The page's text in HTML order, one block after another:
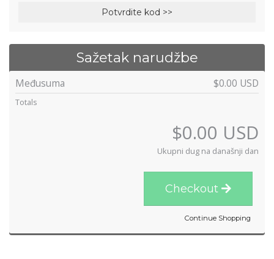
Potvrdite kod >>
Sažetak narudžbe
Međusuma $0.00 USD
Totals
$0.00 USD
Ukupni dug na današnji dan
Checkout
Continue Shopping